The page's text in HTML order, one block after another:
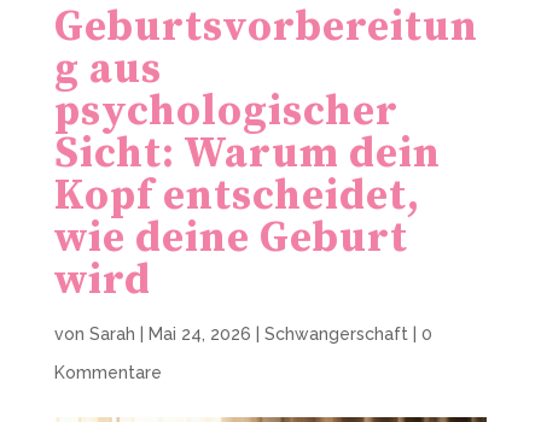
Geburtsvorbereitun
g aus
psychologischer
Sicht: Warum dein
Kopf entscheidet,
wie deine Geburt
wird
von Sarah Mai 24, 2026 Schwangerschaft
0
Kommentare